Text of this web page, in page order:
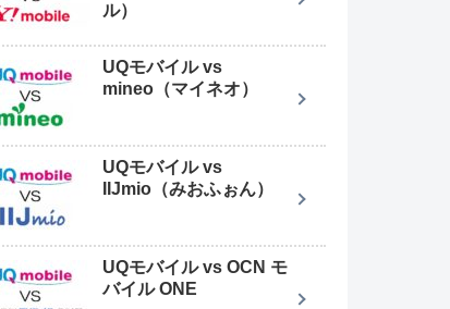
ル）
UQモバイル vs
mineo（マイネオ）
UQモバイル vs
IIJmio（みおふぉん）
UQモバイル vs OCN モ
バイル ONE